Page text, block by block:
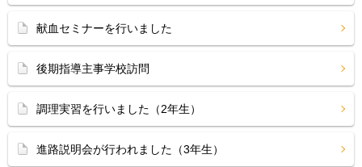
献血セミナーを行いました
後期指導主事学校訪問
調理実習を行いました（2年生）
進路説明会が行われました（3年生）